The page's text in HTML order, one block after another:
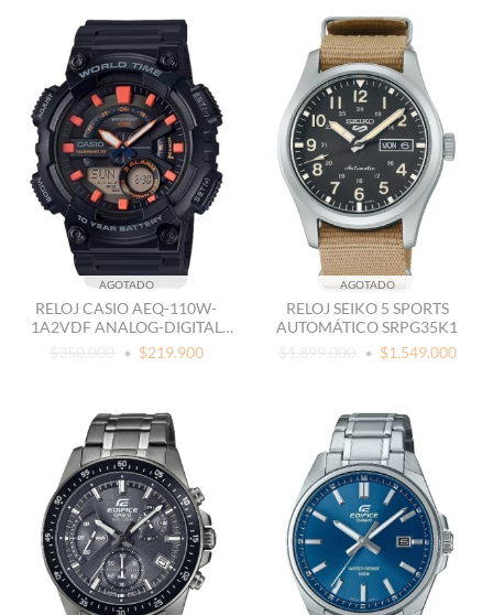
AGOTADO
RELOJ CASIO AEQ-110W-
1A2VDF ANALOG-DIGITAL
CABALLERO
$350.000 $219.900
AGOTADO
RELOJ SEIKO 5 SPORTS
AUTOMÁTICO SRPG35K1
$1.899.000
$1.549.000